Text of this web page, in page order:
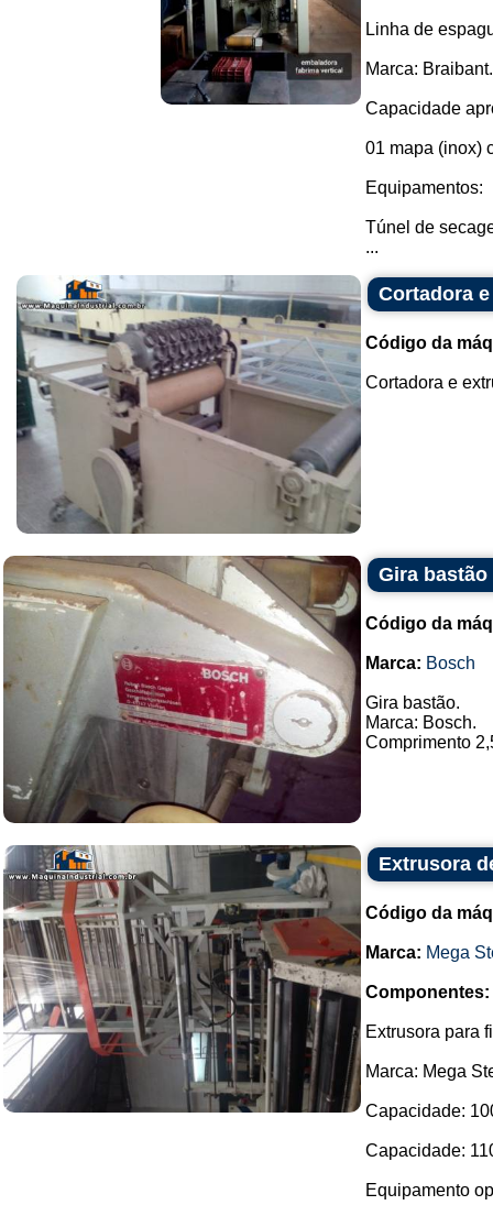
Linha de
Marca: Braibant.
Capacidade
01 mapa (inox)
Equipamentos:
Túnel de
...
Cortadora
Código da
Cortadora e
Gira
Código da
Marca: Bosch
Gira bastão.
Marca: Bosch.
Comprimento
Extrusora
Código da
Marca: Mega
Componentes:
Extrusora para
Marca: Mega
Capacidade:
Capacidade:
Equipamento